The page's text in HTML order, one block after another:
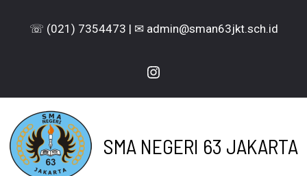
☏ (021) 7354473 | ✉ admin@sman63jkt.sch.id
Instagram
SMA NEGERI 63 JAKARTA